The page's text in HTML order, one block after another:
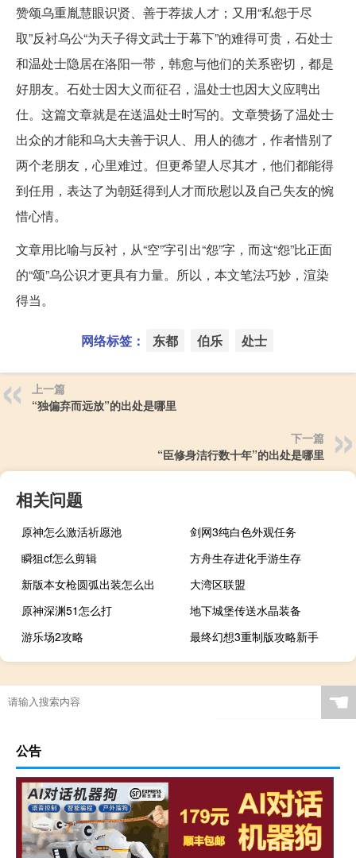
赞颂乌重胤慧眼识贤、善于荐拔人才；又用“私怨于尽
取”反衬乌公“为天子得文武士于幕下”的难得可贵，石处士
和温处士隐居在洛阳一带，韩愈与他们的关系密切，都是
好朋友。石处士因大义而征召，温处士也因大义应聘出
仕。这篇文章就是在送温处士时写的。文章赞扬了温处士
出众的才能和乌大夫善于识人、用人的德才，作者惜别了
两个老朋友，心里难过。但更希望人尽其才，他们都能得
到任用，表达了为朝廷得到人才而欣慰以及自己失友的惋
惜心情。
文章用比喻与反衬，从“空”字引出“怨”字，而这“怨”比正面
的“颂”乌公识才更具有力量。所以，本文笔法巧妙，渲染
得当。
网络标签： 东都 伯乐 处士
上一篇
“独偏弃而远放”的出处是哪里
下一篇
“臣修身洁行数十年”的出处是哪里
相关问题
原神怎么激活祈愿池
剑网3纯白色外观任务
瞬狙cf怎么剪辑
方舟生存进化手游生存
新版本女枪圆弧出装怎么出
大湾区联盟
原神深渊51怎么打
地下城堡传送水晶装备
游乐场2攻略
最终幻想3重制版攻略新手
☚
公告